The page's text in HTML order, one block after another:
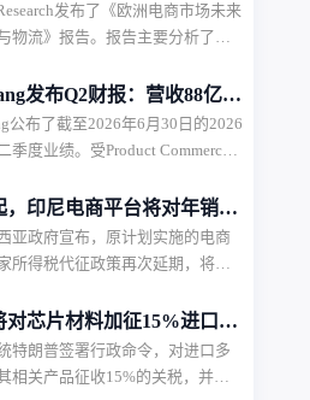
类与物流全面解析
发布了《欧洲电商市场未来
物流》报告。报告主要分析了欧
，以及物流市场趋势，探讨未来
市场的发展方向。
发布Q2财报：营收88亿美
利能力承压
公布了截至2026年6月30日的2026
季度业绩。受Product Commerce
本季度营收保持增长，但利润承
，印尼电商平台将对年销售
卢比卖家征税
亚政府宣布，原计划实施的电商
所得税代征政策再次延期，将从
次调整主要是为了在当前经济环
消费者购买力，政策本身内容不
只是推迟实施时间。
对芯片材料加征15%进口关
特朗普签署行政命令，对进口多
相关产品征收15%的关税，并设